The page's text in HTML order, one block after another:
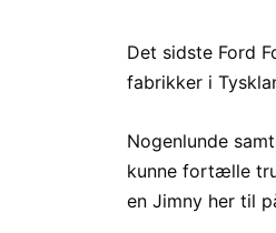
Det sidste Ford
fabrikker i
Nogenlunde
kunne fortælle
en Jimny her til